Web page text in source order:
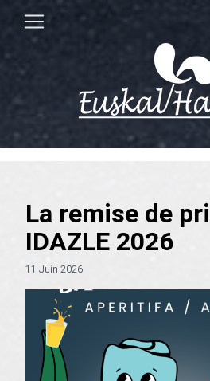
La remise de
IDAZLE 2026
11 Juin 2026